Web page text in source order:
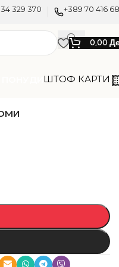
329 370 +389 70 416
0,00
ШТОФ КАРТИ